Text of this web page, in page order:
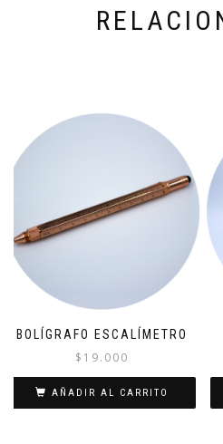
BOLÍGRAFO ESCALÍMETRO
$ 19.000
AÑADIR AL CARRITO